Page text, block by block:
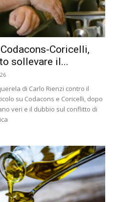
Coricelli,
sollevare il...
di Carlo Rienzi contro il
su Codacons e Coricelli, dopo
veri e il dubbio sul conflitto di